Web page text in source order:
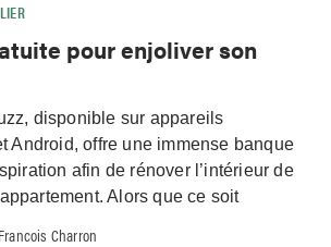
pour enjoliver son
disponible sur appareils
Android, offre une immense banque
afin de rénover l’intérieur de
Alors que ce soit
Francois Charron